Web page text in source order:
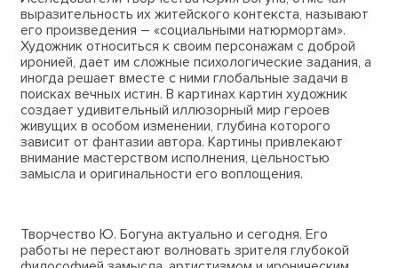
выразительность их житейского контекста, называют
его произведения – «социальными натюрмортам».
Художник относиться к своим персонажам с доброй
иронией, дает им сложные психологические задания, а
иногда решает вместе с ними глобальные задачи в
поисках вечных истин. В картинах картин художник
создает удивительный иллюзорный мир героев
живущих в особом изменении, глубина которого
зависит от фантазии автора. Картины привлекают
внимание мастерством исполнения, цельностью
замысла и оригинальности его воплощения.
Творчество Ю. Богуна актуально и сегодня. Его
работы не перестают волновать зрителя глубокой